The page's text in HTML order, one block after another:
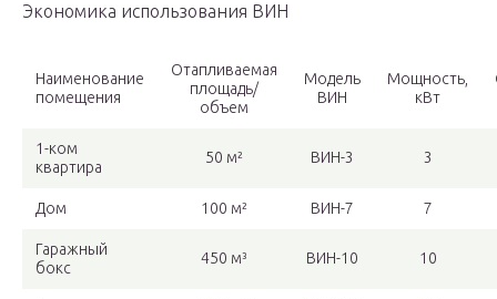
Экономика использования ВИН
Наименование
помещения
Отапливаемая
площадь/
объем
Модель
ВИН
Мощность,
кВт
1-ком
квартира
50 м² ВИН-3 3
Дом 100 м² ВИН-7 7
Гаражный
бокс
450 м³ ВИН-10 10